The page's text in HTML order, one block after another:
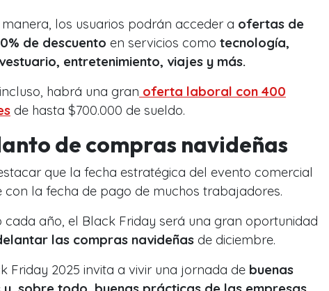
manera, los usuarios podrán acceder a ofertas de
de descuento en servicios como tecnología,
entretenimiento, viajes y más.
habrá una gran oferta laboral con 400
de hasta $700.000 de sueldo.
de compras navideñas
que la fecha estratégica del evento comercial
con la fecha de pago de muchos trabajadores.
cada año, el Black Friday será una gran oportunidad
las compras navideñas de diciembre.
Friday 2025 invita a vivir una jornada de buenas